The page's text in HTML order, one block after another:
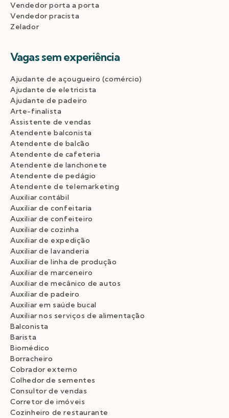
Vendedor porta a porta
Vendedor pracista
Zelador
Vagas sem experiência
Ajudante de açougueiro (comércio)
Ajudante de eletricista
Ajudante de padeiro
Arte-finalista
Assistente de vendas
Atendente balconista
Atendente de balcão
Atendente de cafeteria
Atendente de lanchonete
Atendente de pedágio
Atendente de telemarketing
Auxiliar contábil
Auxiliar de confeitaria
Auxiliar de confeiteiro
Auxiliar de cozinha
Auxiliar de expedição
Auxiliar de lavanderia
Auxiliar de linha de produção
Auxiliar de marceneiro
Auxiliar de mecânico de autos
Auxiliar de padeiro
Auxiliar em saúde bucal
Auxiliar nos serviços de alimentação
Balconista
Barista
Biomédico
Borracheiro
Cobrador externo
Colhedor de sementes
Consultor de vendas
Corretor de imóveis
Cozinheiro de restaurante